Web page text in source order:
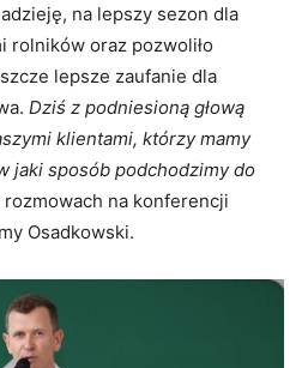
na lepszy sezon dla
rolników oraz pozwoliło
lepsze zaufanie dla
Dziś z podniesioną głową
klientami, którzy mamy
jaki sposób podchodzimy do
na konferencji
Osadkowski.